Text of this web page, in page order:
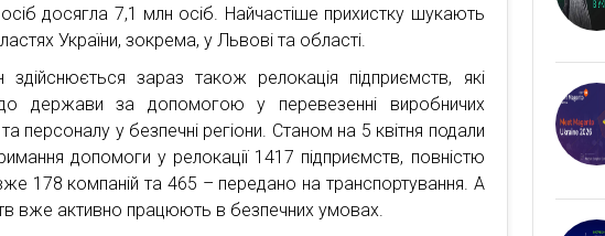
досягла 7,1 млн осіб. Найчастіше прихистку шукають
України, зокрема, у Львові та області.
зараз також релокація підприємств, які
держави за допомогою у перевезенні виробничих
персоналу у безпечні регіони. Станом на 5 квітня подали
допомоги у релокації 1417 підприємств, повністю
178 компаній та 465 – передано на транспортування. А
вже активно працюють в безпечних умовах.